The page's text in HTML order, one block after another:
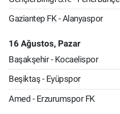
Gaziantep FK - Alanyaspor
16 Ağustos, Pazar
Başakşehir - Kocaelispor
Beşiktaş - Eyüpspor
Amed - Erzurumspor FK